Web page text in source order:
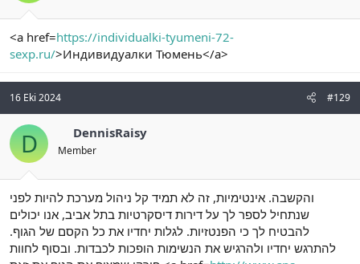
<a href=https://individualki-tyumeni-72-
sexp.ru/>Индивидуалки Тюмень</a>
16 Eki 2024 #129
D DennisRaisy
Member
והקשבה. אינטימיות, זה לא תמיד קל ניהול מערכת להיות לפני
שנתחיל לספר לך על דירות דיסקרטיות בתל אביב, אנו יכולים
להבטיח לך כי הפנטזיות. לגלות יחדיו את כל הקסם של הגוף.
להתרגש יחדיו ולהרגיש את הנשימות הופכות לכבדות. ובסוף לחוות